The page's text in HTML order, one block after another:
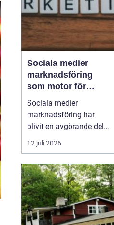
Sociala medier
marknadsföring
som motor för
företagstillväxt
Sociala medier
marknadsföring har
blivit en avgörande del
av hur företag växer,
bygger förtroende och
att arbeta strukturerat
med innehåll,
annonsering och
uppföljning kan företag
s...
12 juli 2026